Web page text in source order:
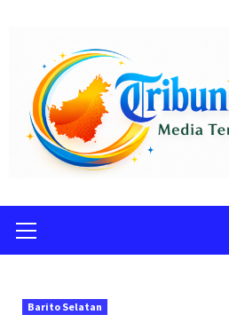
content
Menu
Barito Selatan